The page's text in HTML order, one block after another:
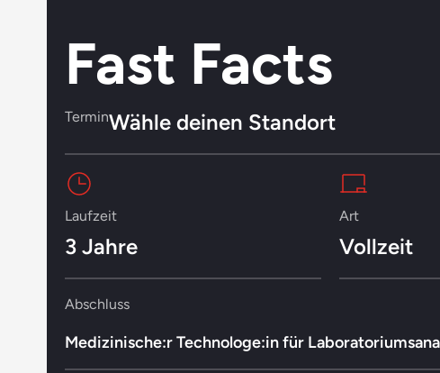
Fast Facts
TerminWähle deinen Standort
Laufzeit
3 Jahre
Art
Vollzeit
Abschluss
Medizinische:r Technologe:in für